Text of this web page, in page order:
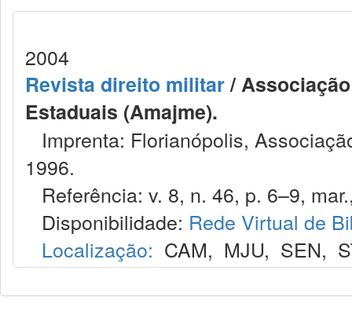
2004
Revista direito militar/
Estaduais (Amajme).
Imprenta: Florianópolis,
1996.
Referência: v. 8, n. 46, p. 6–9,
Disponibilidade: Rede Virtual de
Localização: CAM, MJU, SEN,